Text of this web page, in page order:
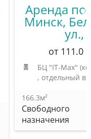
Аренда
Минск,
ул.,
от 111.0
БЦ "IT-Max"
, отдельный
166.3м²
Свободного
назначения